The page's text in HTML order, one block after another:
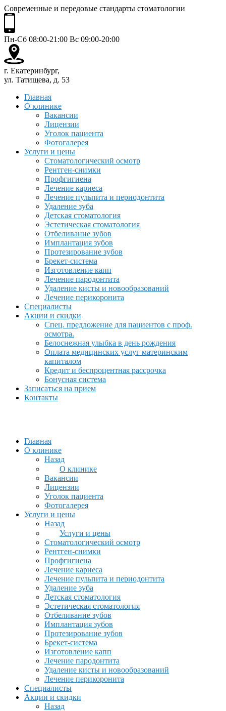
Современные и передовые стандарты стоматологии
Пн-Сб 08:00-21:00 Вс 09:00-20:00
г. Екатеринбург,
ул. Татищева, д. 53
Главная
О клинике
Вакансии
Лицензии
Уголок пациента
Фотогалерея
Услуги и цены
Стоматологический осмотр
Рентген-снимки
Профгигиена
Лечение кариеса
Лечение пульпита и периодонтита
Удаление зуба
Детская стоматология
Эстетическая стоматология
Отбеливание зубов
Имплантация зубов
Протезирование зубов
Брекет-система
Изготовление капп
Лечение пародонтита
Удаление кисты и новообразований
Лечение перикоронита
Специалисты
Акции и скидки
Спец. предложение для пациентов с проф.
осмотра.
Белоснежная улыбка в день рождения
Оплата медицинских услуг материнским
капиталом
Кредит и беспроцентная рассрочка
Бонусная система
Записаться на прием
Контакты
Главная
О клинике
Назад
О клинике
Вакансии
Лицензии
Уголок пациента
Фотогалерея
Услуги и цены
Назад
Услуги и цены
Стоматологический осмотр
Рентген-снимки
Профгигиена
Лечение кариеса
Лечение пульпита и периодонтита
Удаление зуба
Детская стоматология
Эстетическая стоматология
Отбеливание зубов
Имплантация зубов
Протезирование зубов
Брекет-система
Изготовление капп
Лечение пародонтита
Удаление кисты и новообразований
Лечение перикоронита
Специалисты
Акции и скидки
Назад